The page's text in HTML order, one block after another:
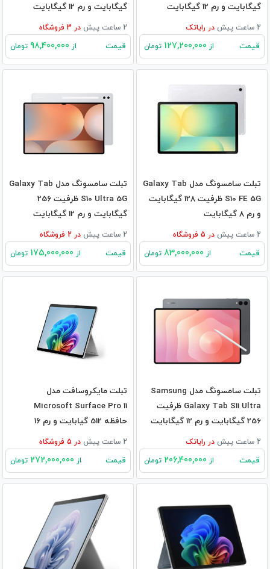
گیگابایت و رم 12 گیگابایت
2 ساعت پیش در رایاتک
قیمت از تومان
گیگابایت و رم 12 گیگابایت
2 ساعت پیش در فروشگاه
قیمت از تومان
تبلت سامسونگ مدل Galaxy Tab
S10 FE 5G ظرفیت 128 گیگابایت
و رم 8 گیگابایت
2 ساعت پیش در فروشگاه
قیمت از تومان
تبلت سامسونگ مدل Galaxy Tab
S10 Ultra 5G ظرفیت 256
گیگابایت و رم 12 گیگابایت
2 ساعت پیش در فروشگاه
قیمت از تومان
تبلت سامسونگ مدل Samsung
Galaxy Tab S11 Ultra ظرفیت
256 گیگابایت و رم 12 گیگابایت
2 ساعت پیش در رایاتک
قیمت از تومان
تبلت مایکروسافت مدل
Microsoft Surface Pro 11
حافظه 512 گیابایت و رم ۱۶
گیگابایت2 ساعت پیش در فروشگاه
قیمت از تومان